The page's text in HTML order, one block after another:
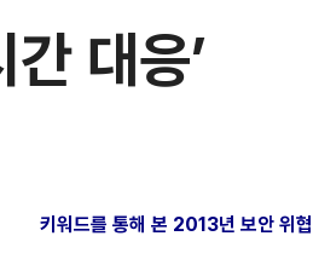
간 대응’
키워드를 통해 본 2013년 보안 위